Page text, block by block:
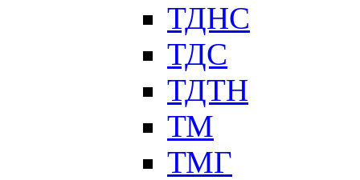
ТДНС
ТДС
ТДТН
ТМ
ТМГ